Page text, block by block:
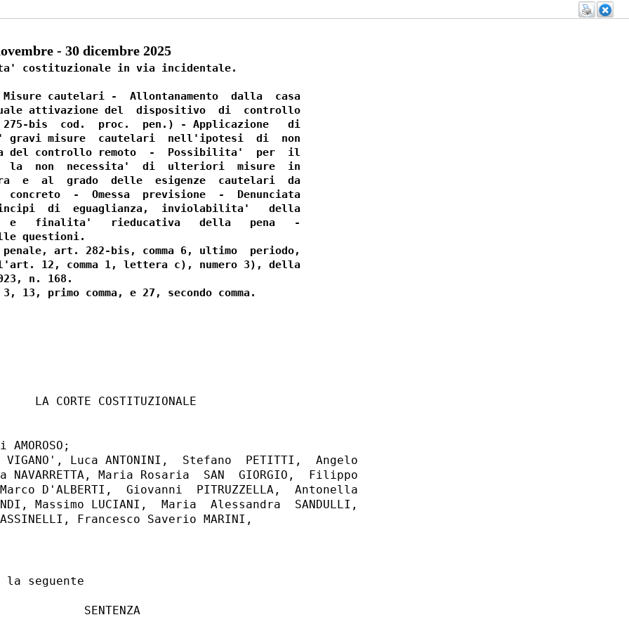
- 30 dicembre 2025
costituzionale in via incidentale.
Misure cautelari -  Allontanamento  dalla  casa
attivazione del  dispositivo  di  controllo
bis  cod.  proc.  pen.) - Applicazione   di
gravi misure  cautelari  nell'ipotesi  di  non
del controllo remoto  -  Possibilita'  per  il
la  non  necessita'  di  ulteriori  misure  in
e  al  grado  delle  esigenze  cautelari  da
concreto  -  Omessa  previsione  -  Denunciata
di  eguaglianza,  inviolabilita'   della
e   finalita'   rieducativa   della   pena   -
questioni.
penale, art. 282-bis, comma 6, ultimo  periodo,
12, comma 1, lettera c), numero 3), della
n. 168.
LA CORTE COSTITUZIONALE
Luca ANTONINI,  Stefano  PETITTI,  Angelo
NAVARRETTA, Maria Rosaria  SAN  GIORGIO,  Filippo
D'ALBERTI,  Giovanni  PITRUZZELLA,  Antonella
Massimo LUCIANI,  Maria  Alessandra  SANDULLI,